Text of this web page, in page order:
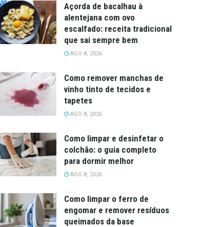
Açorda de bacalhau à
alentejana com ovo
escalfado: receita tradicional
que sai sempre bem
AGO 8, 2026
Como remover manchas de
vinho tinto de tecidos e
tapetes
AGO 8, 2026
Como limpar e desinfetar o
colchão: o guia completo
para dormir melhor
AGO 8, 2026
Como limpar o ferro de
engomar e remover resíduos
queimados da base